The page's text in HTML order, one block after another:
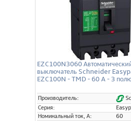
EZC100N3060
выключатель Schneider
EZC100N - TMD - 60 A - 3
Производитель:
Серия:
Номинальный ток, А:
60